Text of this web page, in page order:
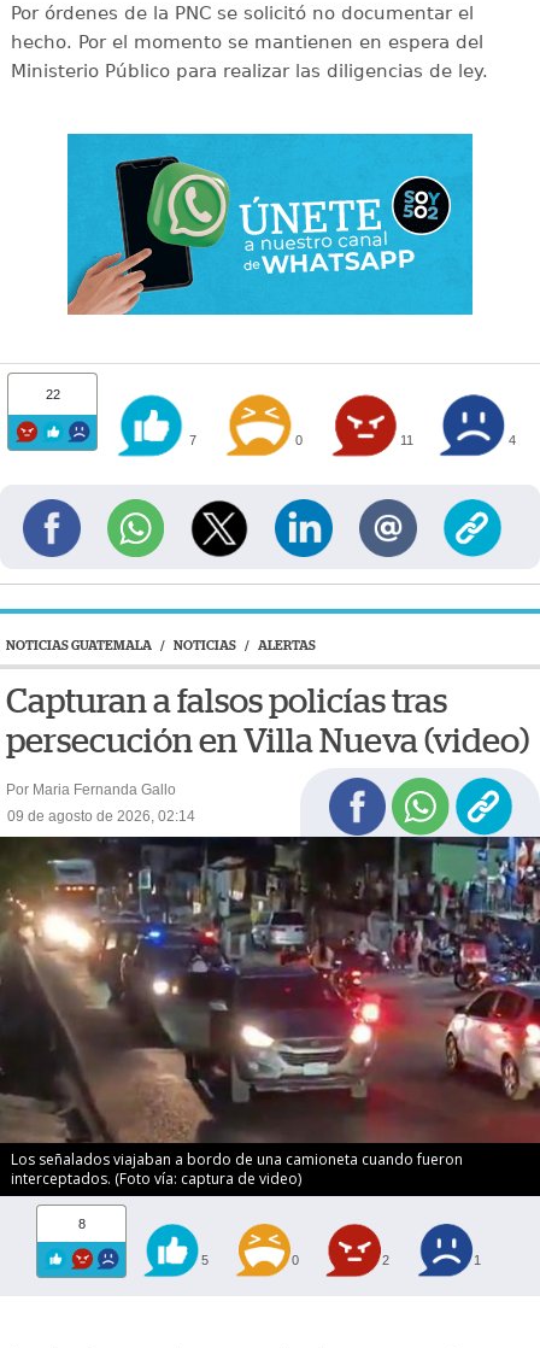
Por órdenes de la PNC se solicitó no documentar el
hecho. Por el momento se mantienen en espera del
Ministerio Público para realizar las diligencias de ley.
22
7 0 11 4
NOTICIAS GUATEMALA / NOTICIAS / ALERTAS
Capturan a falsos policías tras
persecución en Villa Nueva (video)
Por Maria Fernanda Gallo
09 de agosto de 2026, 02:14
Los señalados viajaban a bordo de una camioneta cuando fueron
interceptados. (Foto vía: captura de video)
8
5 0 2 1